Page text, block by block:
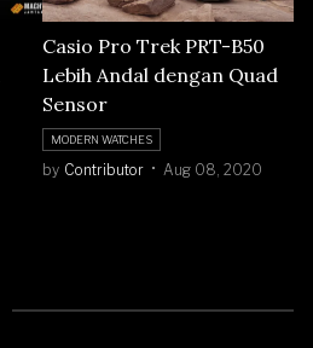
Casio Pro Trek PRT-B50
Lebih Andal dengan Quad
Sensor
MODERN WATCHES
by Contributor Aug 08, 2020